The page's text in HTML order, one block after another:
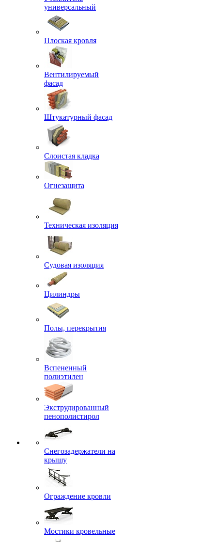
универсальный
Плоская кровля
Вентилируемый
фасад
Штукатурный фасад
Слоистая кладка
Огнезащита
Техническая изоляция
Судовая изоляция
Цилиндры
Полы, перекрытия
Вспененный
полиэтилен
Экструдированный
пенополистирол
Снегозадержатели на
крышу
Ограждение кровли
Мостики кровельные